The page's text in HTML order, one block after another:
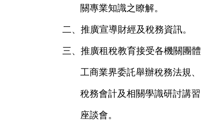
關專業知識之瞭解。
二、推廣宣導財經及稅務資訊。
三、推廣租稅教育接受各機關團體
工商業界委託舉辦稅務法規、
稅務會計及相關學識研討講習
座談會。